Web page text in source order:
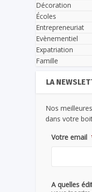
Décoration
Écoles
Entrepreneuriat
Evènementiel
Expatriation
Famille
LA
Nos
dans votre
Votre email
A quelles